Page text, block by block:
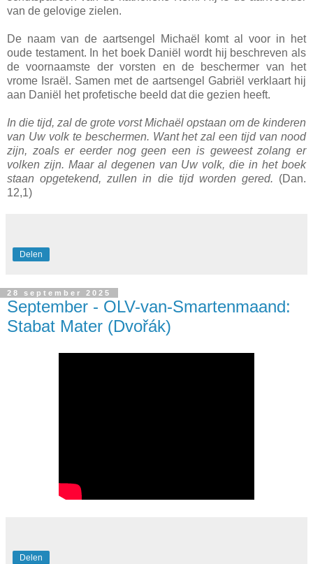
van de gelovige zielen.
De naam van de aartsengel Michaël komt al voor in het
oude testament. In het boek Daniël wordt hij beschreven als
de voornaamste der vorsten en de beschermer van het
vrome Israël. Samen met de aartsengel Gabriël verklaart hij
aan Daniël het profetische beeld dat die gezien heeft.
In die tijd, zal de grote vorst Michaël opstaan om de kinderen
van Uw volk te beschermen. Want het zal een tijd van nood
zijn, zoals er eerder nog geen een is geweest zolang er
volken zijn. Maar al degenen van Uw volk, die in het boek
staan opgetekend, zullen in die tijd worden gered. (Dan.
12,1)
Delen
28 september 2025
September - OLV-van-Smartenmaand:
Stabat Mater (Dvořák)
Delen